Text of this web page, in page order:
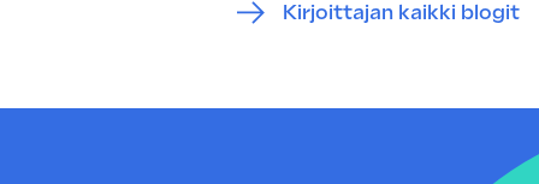
Kirjoittajan kaikki blogit